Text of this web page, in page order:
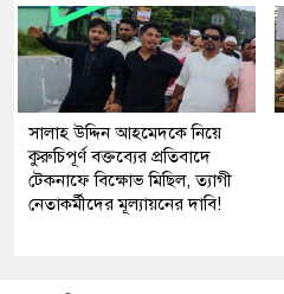
সালাহ উদ্দিন আহমেদকে নিয়ে
কুরুচিপূর্ণ বক্তব্যের প্রতিবাদে
টেকনাফে বিক্ষোভ মিছিল, ত্যাগী
নেতাকর্মীদের মূল্যায়নের দাবি!